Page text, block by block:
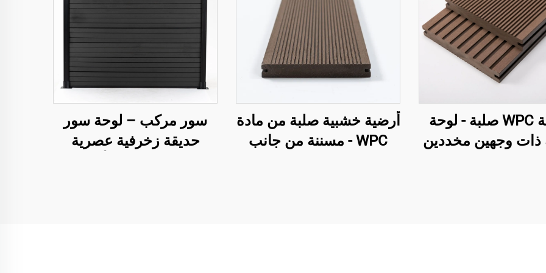
أرضية WPC صلبة - لوحة
ذات وجهين مخددين
أرضية خشبية صلبة من مادة
WPC - مسننة من جانب
سور مركب – لوحة سور
حديقة زخرفية عصرية